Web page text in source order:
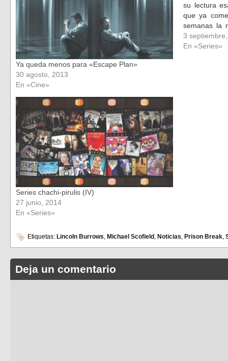
Ya queda menos para «Escape Plan»
30 agosto, 2013
En «Cine»
su lectura
que ya
semanas la
una serie
3
En «Series»
Series chachi-pirulis (IV)
27 junio, 2014
En «Series»
Etiquetas: Lincoln Burrows, Michael Scofield , Noticias, Prison Break,
Deja un comentario